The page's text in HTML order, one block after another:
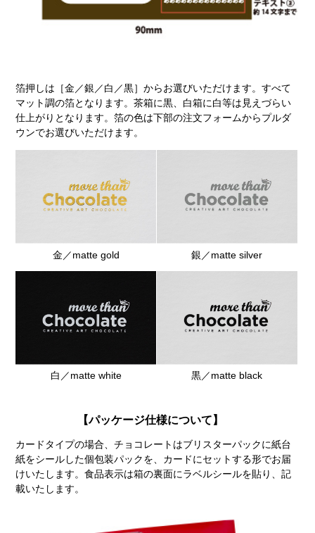
箔押しは［金／銀／白／黒］からお選びいただけます。すべて
マット調の箔となります。茶箱に黒、白箱に白等は見えづらい
仕上がりとなります。箔の色は下部の注文フォームからプルダ
ウンでお選びいただけます。
金／matte gold 銀／matte silver
白／matte white 黒／matte black
【パッケージ仕様について】
カードタイプの場合、チョコレートはブリスターパックに紙台
紙をシールした個包装パックを、カードにセットする形でお届
けいたします。食品表示は箱の裏面にラベルシールを貼り、記
載いたします。